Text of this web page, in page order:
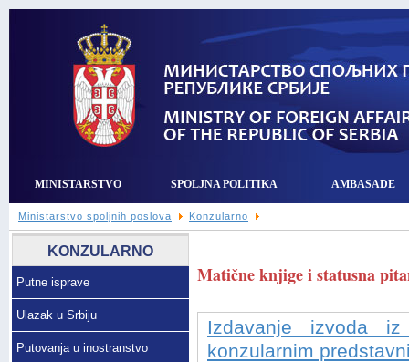
MINISTARSTVO SPOLJNA POLITIKA AMBASADE
Ministarstvo spoljnih poslova Konzularno
KONZULARNO
Putne isprave
Ulazak u Srbiju
Putovanja u inostranstvo
Matične knjige i statusna
Izdavanje izvoda
konzularnim